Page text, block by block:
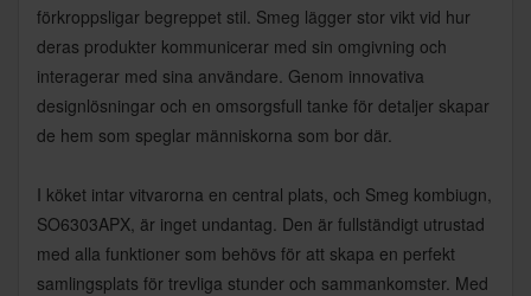
förkroppsligar begreppet stil. Smeg lägger stor vikt vid hur
deras produkter kommunicerar med sin omgivning och
interagerar med sina användare. Genom innovativa
designlösningar och en omsorgsfull tanke för detaljer skapar
de hem som speglar människorna som bor där.
I köket intar vitvarorna en central plats, och Smeg kombiugn,
SO6303APX, är inget undantag. Den är fullständigt utrustad
med alla funktioner som behövs för att skapa en perfekt
samlingsplats för trevliga stunder och sammankomster. Med